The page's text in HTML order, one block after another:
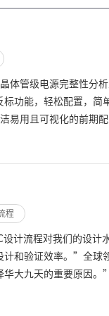
体管级电源完整性分
标功能，轻松配置，
易用且可视化的前期
速效果就越明显。在
。”
程
计流程对我们的设计
计和验证效率。”全球
华大九天的重要原因。”